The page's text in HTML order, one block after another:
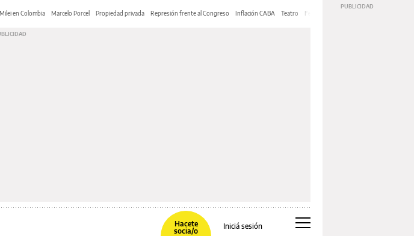
Milei en Colombia Marcelo Porcel Propiedad privada Represión frente al Congreso Inflación CABA Teatro Feria de Editores
Hacete
socia/o
Iniciá sesión